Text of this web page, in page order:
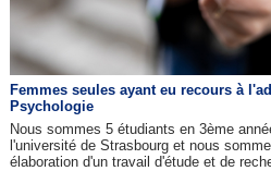
Femmes seules ayant eu recours à
Psychologie
Nous sommes 5 étudiants en 3ème
l'université de Strasbourg et nous
élaboration d'un travail d'étude et de